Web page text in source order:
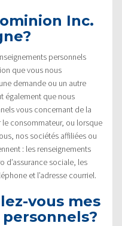
Inc.
personnels
que vous nous
demande ou un autre
également que nous
vous concernant de la
le consommateur, ou lorsque
nos sociétés affiliées ou
: les renseignements
d’assurance sociale, les
et l’adresse courriel.
vous mes